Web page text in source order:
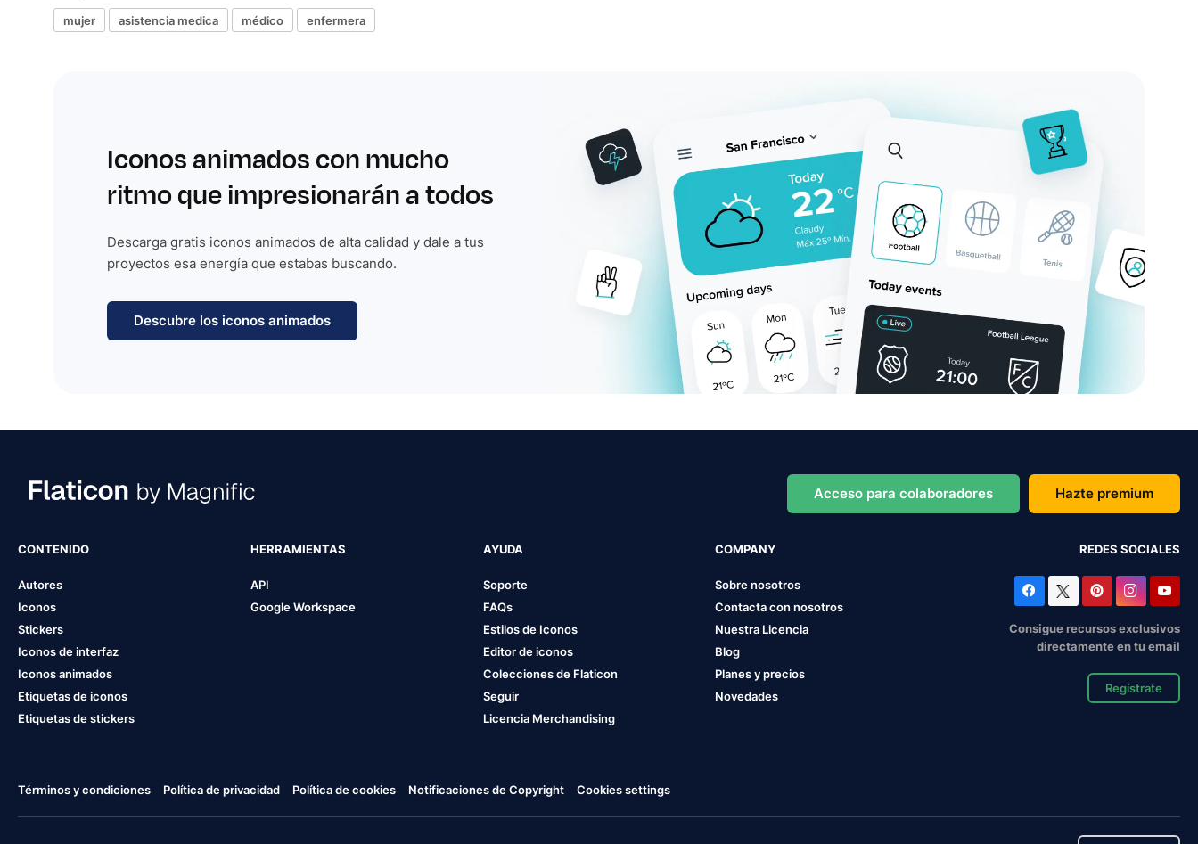
mujer asistencia medica médico enfermera
Iconos animados con mucho
ritmo que impresionarán a todos
Descarga gratis iconos animados de alta calidad y dale a tus
proyectos esa energía que estabas buscando.
Descubre los iconos animados
Acceso para colaboradores Hazte premium
CONTENIDO
Autores
Iconos
Stickers
Iconos de interfaz
Iconos animados
Etiquetas de iconos
Etiquetas de stickers
HERRAMIENTAS
API
Google Workspace
AYUDA
Soporte
FAQs
Estilos de Iconos
Editor de iconos
Colecciones de Flaticon
Seguir
Licencia Merchandising
COMPANY
Sobre nosotros
Contacta con nosotros
Nuestra Licencia
Blog
Planes y precios
Novedades
REDES SOCIALES
Consigue recursos exclusivos
directamente en tu email
Regístrate
Términos y condiciones Política de privacidad Política de cookies Notificaciones de Copyright Cookies settings